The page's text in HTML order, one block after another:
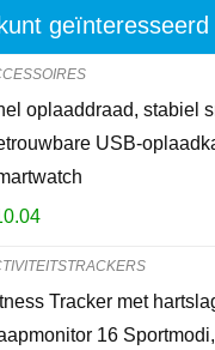
geïnteresseerd
oplaaddraad, stabiel
USB-
Tracker met
16